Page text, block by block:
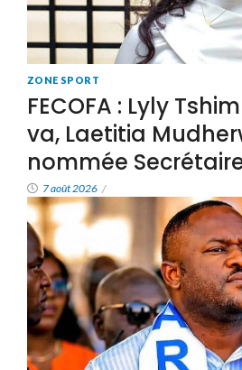
ZONE SPORT
FECOFA : Lyly
va, Laetitia
nommée
7 août 2026 /